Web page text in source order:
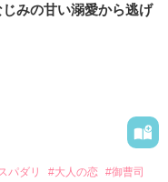
みの甘い溺愛から逃げ
パダリ #大人の恋 #御曹司